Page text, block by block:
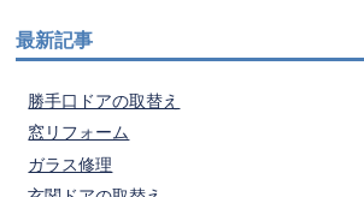
最新記事
勝手口ドアの取替え
窓リフォーム
ガラス修理